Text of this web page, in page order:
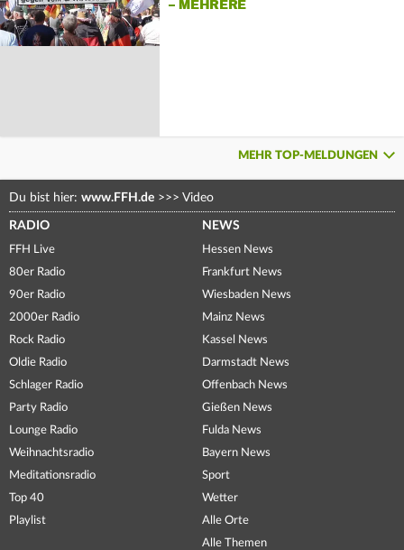
– MEHRERE
MEHR TOP-MELDUNGEN
Du bist hier: www.FFH.de >>> Video
RADIO
FFH Live
80er Radio
90er Radio
2000er Radio
Rock Radio
Oldie Radio
Schlager Radio
Party Radio
Lounge Radio
Weihnachtsradio
Meditationsradio
Top 40
Playlist
NEWS
Hessen News
Frankfurt News
Wiesbaden News
Mainz News
Kassel News
Darmstadt News
Offenbach News
Gießen News
Fulda News
Bayern News
Sport
Wetter
Alle Orte
Alle Themen